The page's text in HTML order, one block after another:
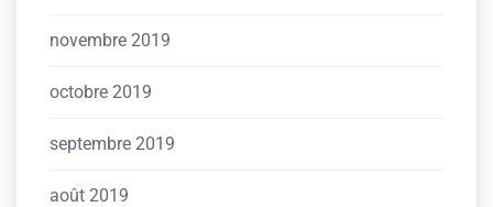
novembre 2019
octobre 2019
septembre 2019
août 2019